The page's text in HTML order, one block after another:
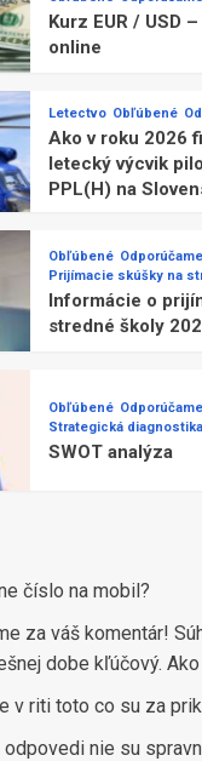
Kurz EUR / USD
online
Letectvo Obľúbené
Ako v roku 2026
letecký výcvik
PPL(H) na
Obľúbené Odporúčame
Prijímacie skúšky na
Informácie o
stredné školy
Obľúbené Odporúčame
Strategická diagnostika
SWOT analýza
číslo na mobil?
za váš komentár!
dobe kľúčový. Ako
v riti toto co su za
nie su